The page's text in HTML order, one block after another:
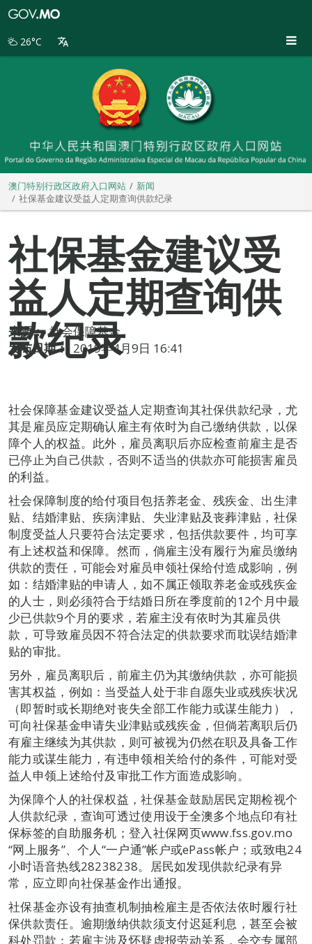
别
26°C
澳门特别行政区政府入口网站
新闻
社保基金建议受益人定期查询供款纪录
社保基金建议受
益人定期查询供
款纪录
来源： 社会保障基金
发布日期： 2019年4月9日 16:41
社会保障基金建议受益人定期查询其社保供款纪录，尤
其是雇员应定期确认雇主有依时为自己缴纳供款，以保
障个人的权益。此外，雇员离职后亦应检查前雇主是否
已停止为自己供款，否则不适当的供款亦可能损害雇员
的利益。
社会保障制度的给付项目包括养老金、残疾金、出生津
贴、结婚津贴、疾病津贴、失业津贴及丧葬津贴，社保
制度受益人只要符合法定要求，包括供款要件，均可享
有上述权益和保障。然而，倘雇主没有履行为雇员缴纳
供款的责任，可能会对雇员申领社保给付造成影响，例
如：结婚津贴的申请人，如不属正领取养老金或残疾金
的人士，则必须符合于结婚日所在季度前的12个月中最
少已供款9个月的要求，若雇主没有依时为其雇员供
款，可导致雇员因不符合法定的供款要求而耽误结婚津
贴的审批。
另外，雇员离职后，前雇主仍为其缴纳供款，亦可能损
害其权益，例如：当受益人处于非自愿失业或残疾状况
（即暂时或长期绝对丧失全部工作能力或谋生能力），
可向社保基金申请失业津贴或残疾金，但倘若离职后仍
有雇主继续为其供款，则可被视为仍然在职及具备工作
能力或谋生能力，有违申领相关给付的条件，可能对受
益人申领上述给付及审批工作方面造成影响。
为保障个人的社保权益，社保基金鼓励居民定期检视个
人供款纪录，查询可透过使用设于全澳多个地点印有社
保标签的自助服务机；登入社保网页www.fss.gov.mo
“网上服务”、个人“一户通”帐户或ePass帐户；或致电24
小时语音热线28238238。居民如发现供款纪录有异
常，应立即向社保基金作出通报。
社保基金亦设有抽查机制抽检雇主是否依法依时履行社
保供款责任。逾期缴纳供款须支付迟延利息，甚至会被
科处罚款；若雇主涉及怀疑虚报劳动关系，会交专属部